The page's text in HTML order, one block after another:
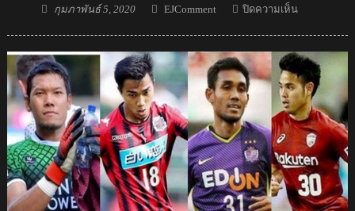
Posted
กุมภาพันธ์ 5, 2020 Author
EJComment ปิดความเห็น
ทร์
เตรียม
ย้าย
ซบ
คอน
ซา
โดเล
ซัป
โปโร